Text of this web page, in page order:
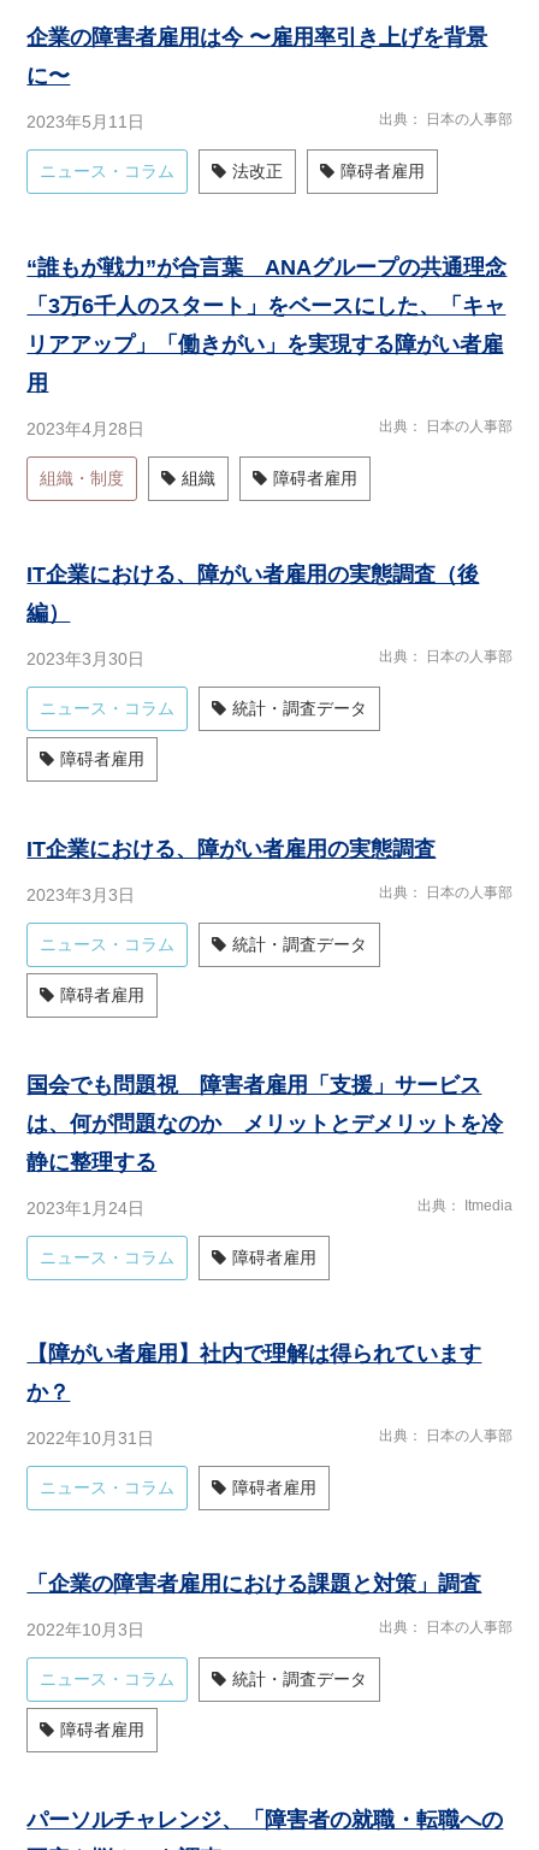
企業の障害者雇用は今 〜雇用率引き上げを背景
に〜
2023年5月11日 出典 日本の人事部
ニュース・コラム 法改正 障碍者雇用
“誰もが戦力”が合言葉 ANAグループの共通理念
「3万6千人のスタート」をベースにした、「キャ
リアアップ」「働きがい」を実現する障がい者雇
用
2023年4月28日 出典 日本の人事部
組織・制度 組織 障碍者雇用
IT企業における、障がい者雇用の実態調査（後
編）
2023年3月30日 出典 日本の人事部
ニュース・コラム 統計・調査データ
障碍者雇用
IT企業における、障がい者雇用の実態調査
2023年3月3日 出典 日本の人事部
ニュース・コラム 統計・調査データ
障碍者雇用
国会でも問題視 障害者雇用「支援」サービス
は、何が問題なのか メリットとデメリットを冷
静に整理する
2023年1月24日 出典 Itmedia
ニュース・コラム 障碍者雇用
【障がい者雇用】社内で理解は得られています
か？
2022年10月31日 出典 日本の人事部
ニュース・コラム 障碍者雇用
「企業の障害者雇用における課題と対策」調査
2022年10月3日 出典 日本の人事部
ニュース・コラム 統計・調査データ
障碍者雇用
パーソルチャレンジ、「障害者の就職・転職への